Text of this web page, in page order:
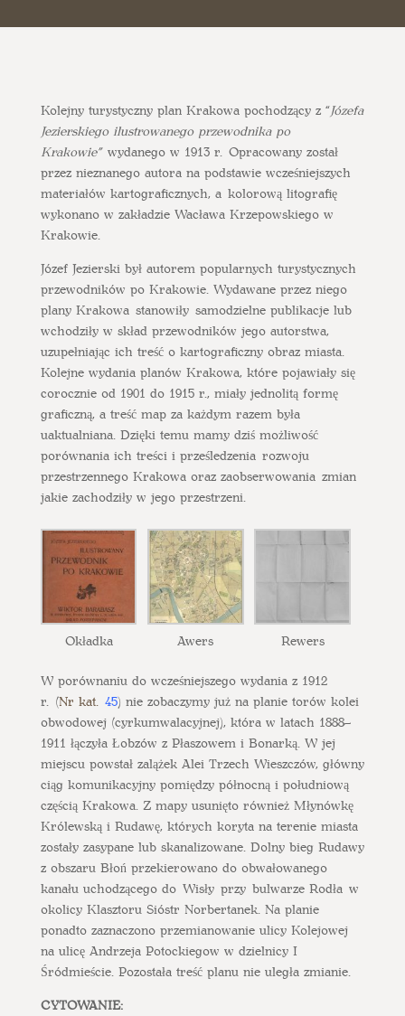
Kolejny turystyczny plan Krakowa pochodzący z “Józefa
Jezierskiego ilustrowanego przewodnika po
Krakowie” wydanego w 1913 r. Opracowany został
przez nieznanego autora na podstawie wcześniejszych
materiałów kartograficznych, a kolorową litografię
wykonano w zakładzie Wacława Krzepowskiego w
Krakowie.
Józef Jezierski był autorem popularnych turystycznych
przewodników po Krakowie. Wydawane przez niego
plany Krakowa stanowiły samodzielne publikacje lub
wchodziły w skład przewodników jego autorstwa,
uzupełniając ich treść o kartograficzny obraz miasta.
Kolejne wydania planów Krakowa, które pojawiały się
corocznie od 1901 do 1915 r., miały jednolitą formę
graficzną, a treść map za każdym razem była
uaktualniana. Dzięki temu mamy dziś możliwość
porównania ich treści i prześledzenia rozwoju
przestrzennego Krakowa oraz zaobserwowania zmian
jakie zachodziły w jego przestrzeni.
Okładka Awers Rewers
W porównaniu do wcześniejszego wydania z 1912
r. (Nr kat. 45) nie zobaczymy już na planie torów kolei
obwodowej (cyrkumwalacyjnej), która w latach 1888–
1911 łączyła Łobzów z Płaszowem i Bonarką. W jej
miejscu powstał zalążek Alei Trzech Wieszczów, główny
ciąg komunikacyjny pomiędzy północną i południową
częścią Krakowa. Z mapy usunięto również Młynówkę
Królewską i Rudawę, których koryta na terenie miasta
zostały zasypane lub skanalizowane. Dolny bieg Rudawy
z obszaru Błoń przekierowano do obwałowanego
kanału uchodzącego do Wisły przy bulwarze Rodła w
okolicy Klasztoru Sióstr Norbertanek. Na planie
ponadto zaznaczono przemianowanie ulicy Kolejowej
na ulicę Andrzeja Potockiegow w dzielnicy I
Śródmieście. Pozostała treść planu nie uległa zmianie.
CYTOWANIE: